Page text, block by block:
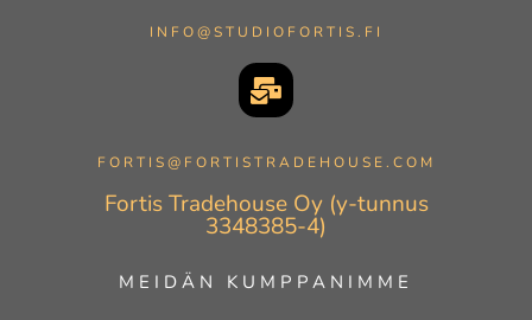
INFO@STUDIOFORTIS.FI
FORTIS@FORTISTRADEHOUSE.COM
Fortis Tradehouse Oy (y-tunnus
3348385-4)
MEIDÄN KUMPPANIMME